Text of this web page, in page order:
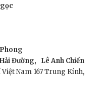
Đường,
Lê Anh Chiến
Nam 167 Trung Kính,